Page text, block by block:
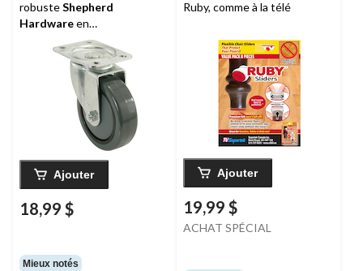
robusteShepherd
Hardwareen
polyuréthanne,
capacité de 225 lb, gris,
Ajouter
18,99 $
Mieux notés
Ruby, comme à la télé
Ajouter
19,99 $
ACHAT SPÉCIAL